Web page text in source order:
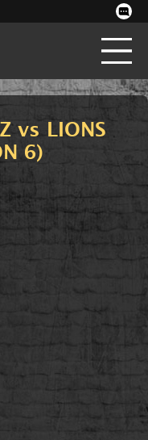
vs LIONS
6)